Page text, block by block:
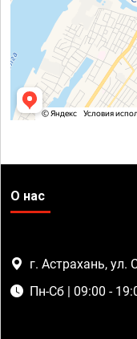
О нас
г. Астрахань,
Пн-Сб | 09:00 -